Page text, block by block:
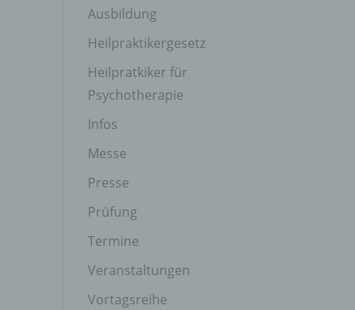
Ausbildung
Heilpraktikergesetz
Heilpratkiker für
Psychotherapie
Infos
Messe
Presse
Prüfung
Termine
Veranstaltungen
Vortagsreihe